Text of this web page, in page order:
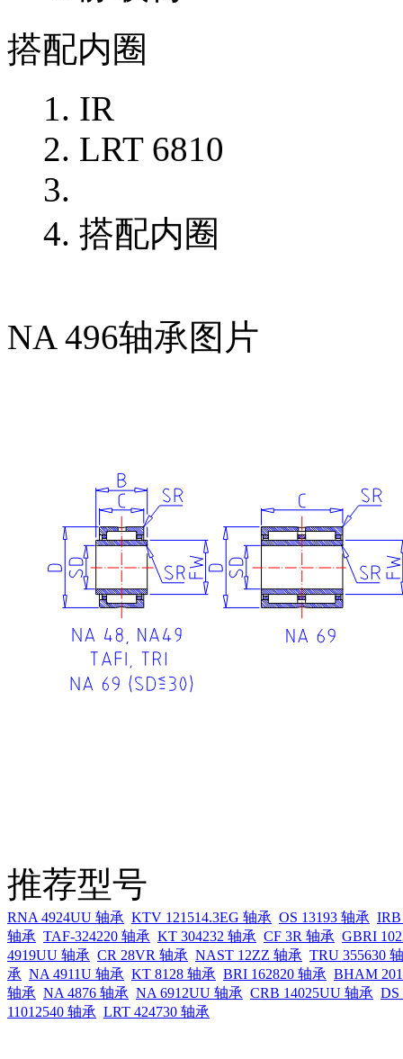
搭配内圈
IR
LRT 6810
搭配内圈
NA 496轴承图片
推荐型号
RNA 4924UU 轴承 KTV 121514.3EG 轴承 OS 13193 轴承 IRB
轴承 TAF-324220 轴承 KT 304232 轴承 CF 3R 轴承 GBRI
4919UU 轴承 CR 28VR 轴承 NAST 12ZZ 轴承 TRU 355630
承 NA 4911U 轴承 KT 8128 轴承 BRI 162820 轴承 BHAM
轴承 NA 4876 轴承 NA 6912UU 轴承 CRB 14025UU 轴承 DS
11012540 轴承 LRT 424730 轴承